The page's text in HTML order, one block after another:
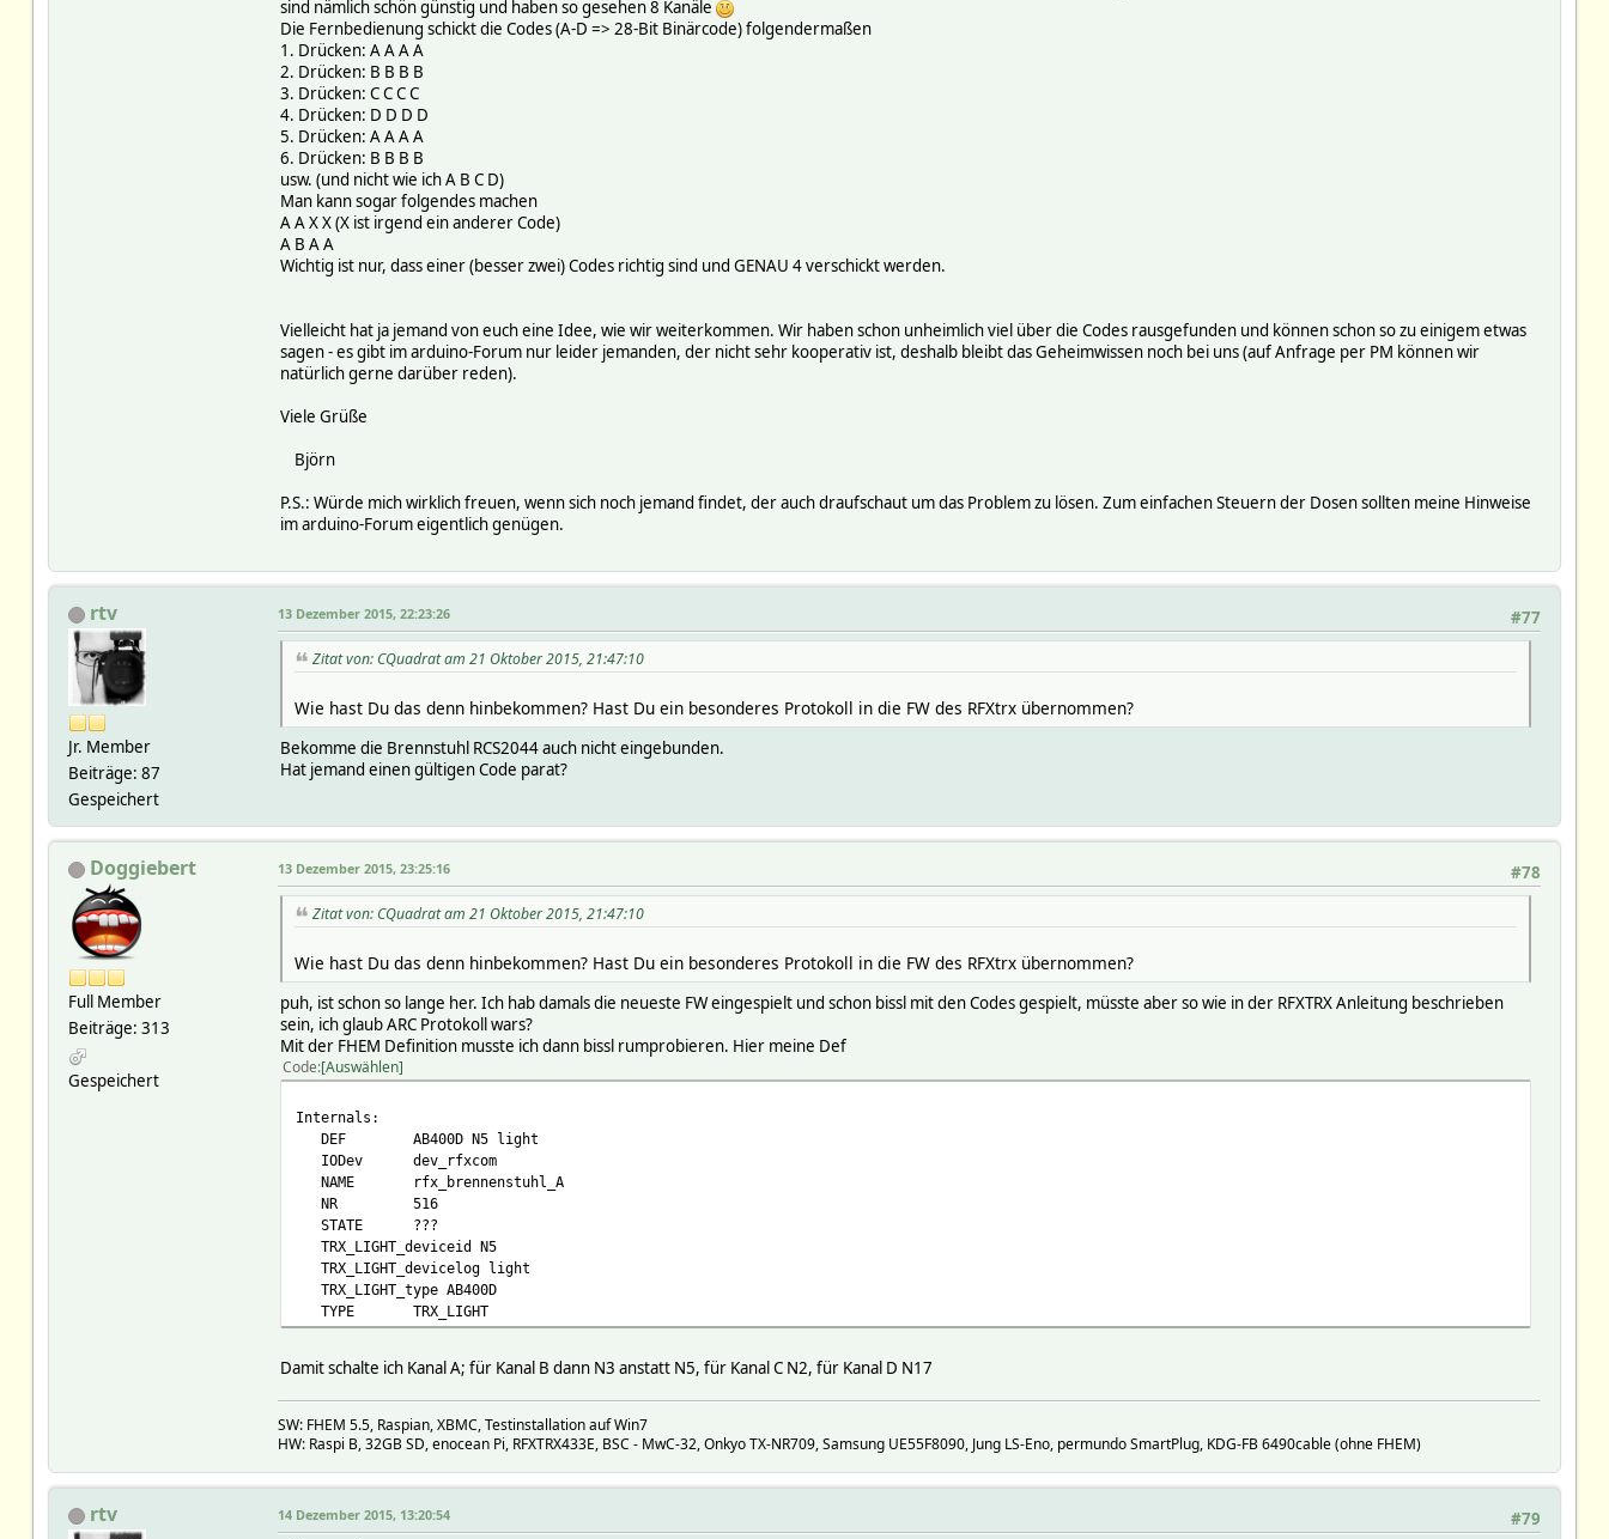
sind nämlich schön günstig und haben so gesehen 8 Kanäle
Die Fernbedienung schickt die Codes (A-D => 28-Bit Binärcode) folgendermaßen
1. Drücken: A A A A
2. Drücken: B B B B
3. Drücken: C C C C
4. Drücken: D D D D
5. Drücken: A A A A
6. Drücken: B B B B
usw. (und nicht wie ich A B C D)
Man kann sogar folgendes machen
A A X X (X ist irgend ein anderer Code)
A B A A
Wichtig ist nur, dass einer (besser zwei) Codes richtig sind und GENAU 4 verschickt werden.
Vielleicht hat ja jemand von euch eine Idee, wie wir weiterkommen. Wir haben schon unheimlich viel über die Codes rausgefunden und können schon so zu einigem etwas
sagen - es gibt im arduino-Forum nur leider jemanden, der nicht sehr kooperativ ist, deshalb bleibt das Geheimwissen noch bei uns (auf Anfrage per PM können wir
natürlich gerne darüber reden).
Viele Grüße
Björn
P.S.: Würde mich wirklich freuen, wenn sich noch jemand findet, der auch draufschaut um das Problem zu lösen. Zum einfachen Steuern der Dosen sollten meine Hinweise
im arduino-Forum eigentlich genügen.
rtv
Jr. Member
Beiträge: 87
Gespeichert
#77
13 Dezember 2015, 22:23:26
Zitat von: CQuadrat am 21 Oktober 2015, 21:47:10
Wie hast Du das denn hinbekommen? Hast Du ein besonderes Protokoll in die FW des RFXtrx übernommen?
Bekomme die Brennstuhl RCS2044 auch nicht eingebunden.
Hat jemand einen gültigen Code parat?
Doggiebert
Full Member
Beiträge: 313
Gespeichert
#78
13 Dezember 2015, 23:25:16
Zitat von: CQuadrat am 21 Oktober 2015, 21:47:10
Wie hast Du das denn hinbekommen? Hast Du ein besonderes Protokoll in die FW des RFXtrx übernommen?
puh, ist schon so lange her. Ich hab damals die neueste FW eingespielt und schon bissl mit den Codes gespielt, müsste aber so wie in der RFXTRX Anleitung beschrieben
sein, ich glaub ARC Protokoll wars?
Mit der FHEM Definition musste ich dann bissl rumprobieren. Hier meine Def
Code Auswählen
Internals:
DEF AB400D N5 light
IODev dev_rfxcom
NAME rfx_brennenstuhl_A
NR 516
STATE ???
TRX_LIGHT_deviceid N5
TRX_LIGHT_devicelog light
TRX_LIGHT_type AB400D
TYPE TRX_LIGHT
Damit schalte ich Kanal A; für Kanal B dann N3 anstatt N5, für Kanal C N2, für Kanal D N17
SW: FHEM 5.5, Raspian, XBMC, Testinstallation auf Win7
HW: Raspi B, 32GB SD, enocean Pi, RFXTRX433E, BSC - MwC-32, Onkyo TX-NR709, Samsung UE55F8090, Jung LS-Eno, permundo SmartPlug, KDG-FB 6490cable (ohne FHEM)
rtv #79
14 Dezember 2015, 13:20:54